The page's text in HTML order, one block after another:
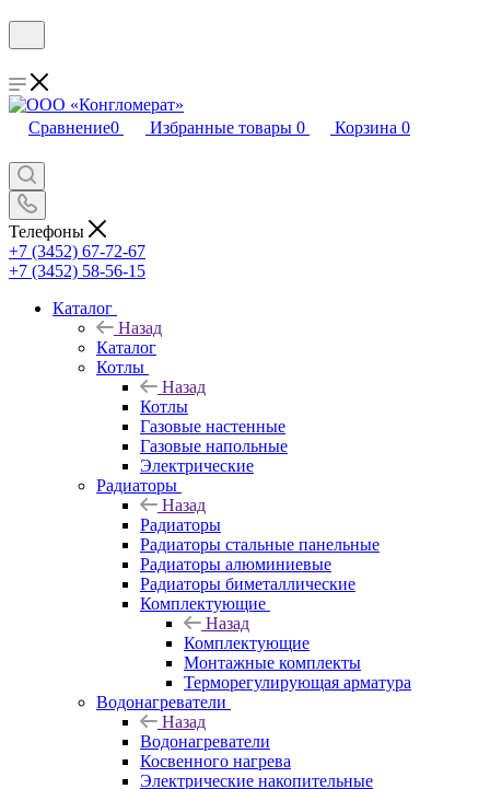
Сравнение0 Избранные товары 0 Корзина 0
Телефоны
+7 (3452) 67-72-67
+7 (3452) 58-56-15
Каталог
Назад
Каталог
Котлы
Назад
Котлы
Газовые настенные
Газовые напольные
Электрические
Радиаторы
Назад
Радиаторы
Радиаторы стальные панельные
Радиаторы алюминиевые
Радиаторы биметаллические
Комплектующие
Назад
Комплектующие
Монтажные комплекты
Терморегулирующая арматура
Водонагреватели
Назад
Водонагреватели
Косвенного нагрева
Электрические накопительные